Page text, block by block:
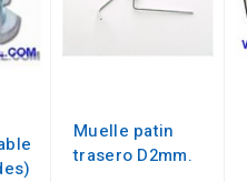
Muelle patin
trasero D2mm.